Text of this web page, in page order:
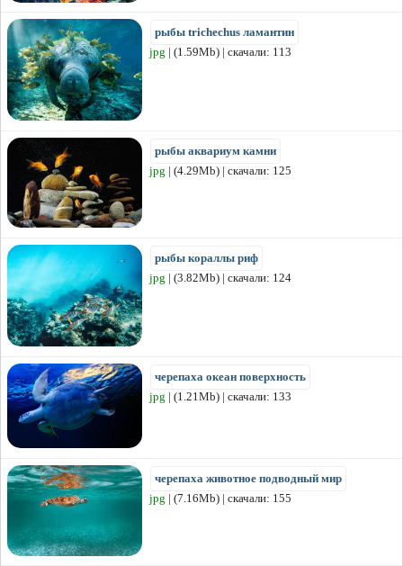
рыбы trichechus ламантин
jpg | (1.59Mb) | скачали: 113
рыбы аквариум камни
jpg | (4.29Mb) | скачали: 125
рыбы кораллы риф
jpg | (3.82Mb) | скачали: 124
черепаха океан поверхность
jpg | (1.21Mb) | скачали: 133
черепаха животное подводный мир
jpg | (7.16Mb) | скачали: 155